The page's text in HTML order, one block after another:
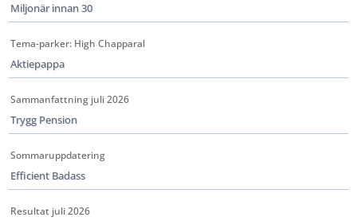
Miljonär innan 30
Tema-parker: High Chapparal
Aktiepappa
Sammanfattning juli 2026
Trygg Pension
Sommaruppdatering
Efficient Badass
Resultat juli 2026